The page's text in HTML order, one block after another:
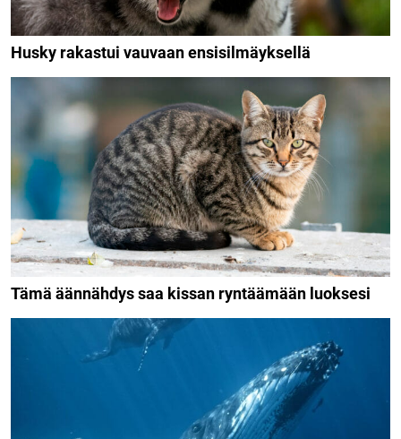
Husky rakastui vauvaan ensisilmäyksellä
Tämä äännähdys saa kissan ryntäämään luoksesi